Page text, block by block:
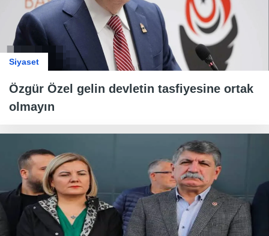
Siyaset
Özgür Özel gelin devletin tasfiyesine ortak
olmayın